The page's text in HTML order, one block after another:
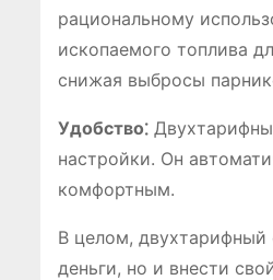
рациональному
ископаемого топлива
снижая выбросы
Удобство⁚
настройки. Он
комфортным.
В целом, двухтарифный
деньги, но и внести